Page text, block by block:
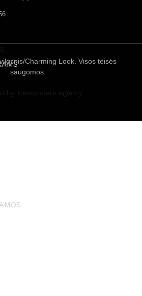
Charming Look. Visos teisės
saugomos.
by Bewonders Agency